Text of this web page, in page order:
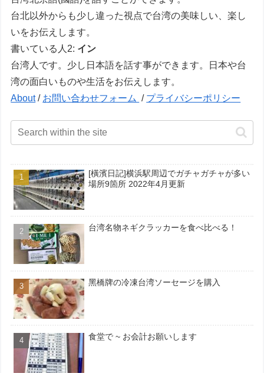
台北以外からも少し違った視点で台湾の美味しい、楽し
いをお伝えします。
書いている人2: イン
台湾人です。少し日本語を話す事ができます。日本や台
湾の面白いものや生活をお伝えします。
About/ お問い合わせフォーム / プライバシーポリシー
[橫濱日記]横浜駅周辺でガチャガチャが多い
場所9箇所 2022年4月更新
台湾名物ネギクラッカーを食べ比べる！
黑橋牌の冷凍台湾ソーセージを購入
食堂で ~ お会計お願いします